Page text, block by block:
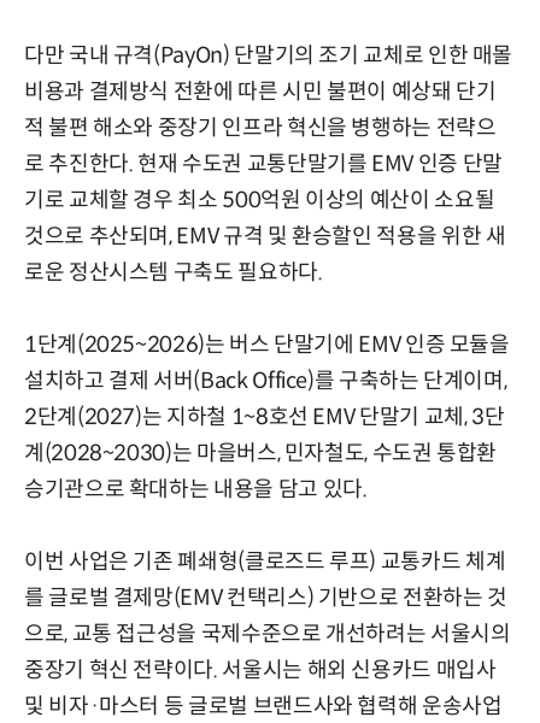
다만 국내 규격(PayOn) 단말기의 조기 교체로 인한 매몰
비용과 결제방식 전환에 따른 시민 불편이 예상돼 단기
적 불편 해소와 중장기 인프라 혁신을 병행하는 전략으
로 추진한다. 현재 수도권 교통단말기를 EMV 인증 단말
기로 교체할 경우 최소 500억원 이상의 예산이 소요될
것으로 추산되며, EMV 규격 및 환승할인 적용을 위한 새
로운 정산시스템 구축도 필요하다.
1단계(2025~2026)는 버스 단말기에 EMV 인증 모듈을
설치하고 결제 서버(Back Office)를 구축하는 단계이며,
2단계(2027)는 지하철 1~8호선 EMV 단말기 교체, 3단
계(2028~2030)는 마을버스, 민자철도, 수도권 통합환
승기관으로 확대하는 내용을 담고 있다.
이번 사업은 기존 폐쇄형(클로즈드 루프) 교통카드 체계
를 글로벌 결제망(EMV 컨택리스) 기반으로 전환하는 것
으로, 교통 접근성을 국제수준으로 개선하려는 서울시의
중장기 혁신 전략이다. 서울시는 해외 신용카드 매입사
및 비자·마스터 등 글로벌 브랜드사와 협력해 운송사업